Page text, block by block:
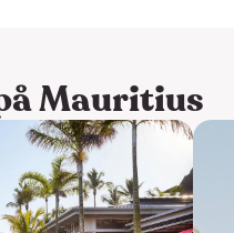
Mauritius